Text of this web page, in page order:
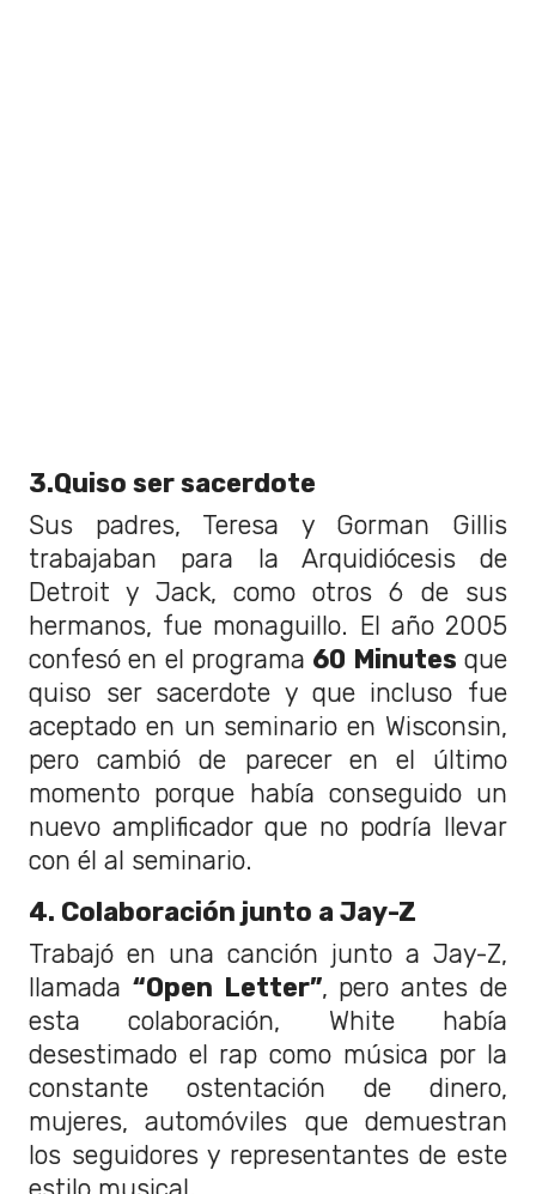
3.Quiso ser sacerdote
Sus padres, Teresa y Gorman Gillis
trabajaban para la Arquidiócesis de
Detroit y Jack, como otros 6 de sus
hermanos, fue monaguillo. El año 2005
confesó en el programa 60 Minutes que
quiso ser sacerdote y que incluso fue
aceptado en un seminario en Wisconsin,
pero cambió de parecer en el último
momento porque había conseguido un
nuevo amplificador que no podría llevar
con él al seminario.
4. Colaboración junto a Jay-Z
Trabajó en una canción junto a Jay-Z,
llamada “Open Letter”, pero antes de
esta colaboración, White había
desestimado el rap como música por la
constante ostentación de dinero,
mujeres, automóviles que demuestran
los seguidores y representantes de este